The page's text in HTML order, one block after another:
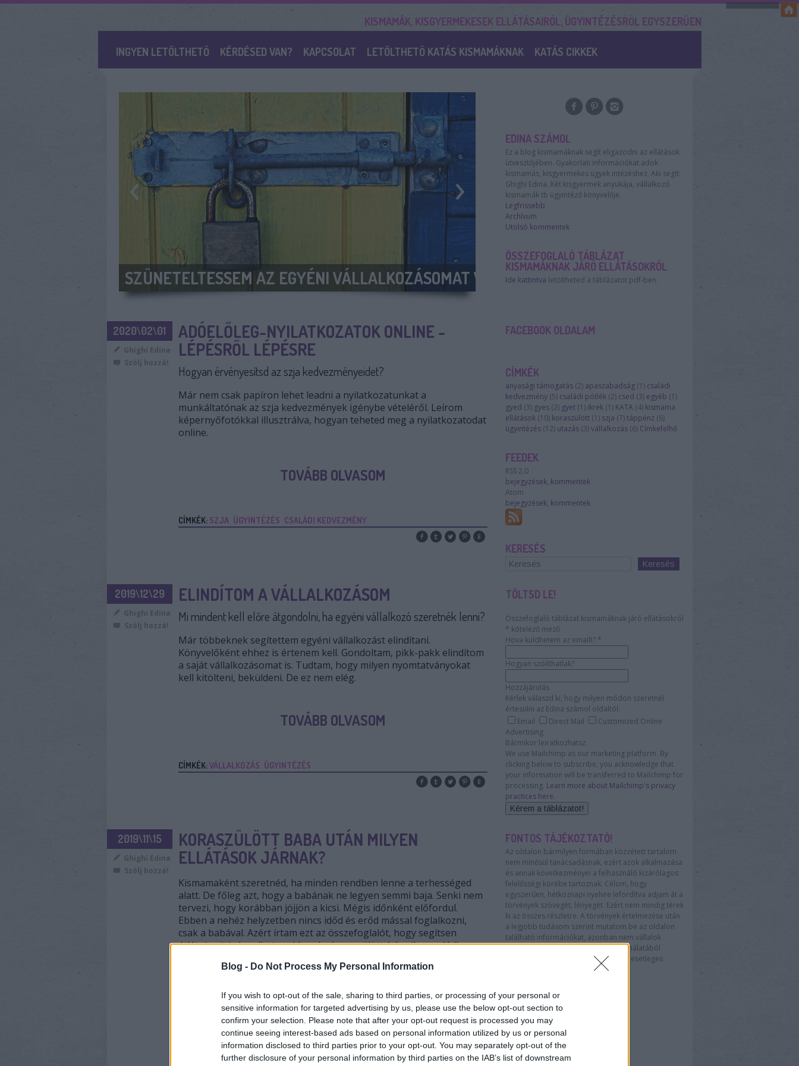
Blog - Do Not Process My Personal Information
If you wish to opt-out of the sale, sharing to third parties, or processing of your personal or
sensitive information for targeted advertising by us, please use the below opt-out section to
confirm your selection. Please note that after your opt-out request is processed you may
continue seeing interest-based ads based on personal information utilized by us or personal
information disclosed to third parties prior to your opt-out. You may separately opt-out of the
further disclosure of your personal information by third parties on the IAB’s list of downstream
KISMAMÁK, KISGYERMEKESEK ELLÁTÁSAIRÓL, ÜGYINTÉZÉSRŐL EGYSZERŰEN
INGYEN LETÖLTHETŐ KÉRDÉSED VAN? KAPCSOLAT LETÖLTHETŐ KATÁS KISMAMÁKNAK KATÁS CIKKEK
HOGYAN SZÁMOLHATOM KI A TÁPPÉNZEM?
‹ ›
2020\02\01
Ghighi Edina
Szólj hozzá!
ADÓELŐLEG-NYILATKOZATOK ONLINE -
LÉPÉSRŐL LÉPÉSRE
Hogyan érvényesítsd az szja kedvezményeidet?
Már nem csak papíron lehet leadni a nyilatkozatunkat a
munkáltatónak az szja kedvezmények igénybe vételéről. Leírom
képernyőfotókkal illusztrálva, hogyan teheted meg a nyilatkozatodat
online.
TOVÁBB OLVASOM
CÍMKÉK: SZJA ÜGYINTÉZÉS CSALÁDI KEDVEZMÉNY
2019\12\29
Ghighi Edina
Szólj hozzá!
ELINDÍTOM A VÁLLALKOZÁSOM
Mi mindent kell előre átgondolni, ha egyéni vállalkozó szeretnék lenni?
Már többeknek segítettem egyéni vállalkozást elindítani.
Könyvelőként ehhez is értenem kell. Gondoltam, pikk-pakk elindítom
a saját vállalkozásomat is. Tudtam, hogy milyen nyomtatványokat
kell kitölteni, beküldeni. De ez nem elég.
TOVÁBB OLVASOM
CÍMKÉK:VÁLLALKOZÁS ÜGYINTÉZÉS
2019\11\15
Ghighi Edina
Szólj hozzá!
KORASZÜLÖTT BABA UTÁN MILYEN
ELLÁTÁSOK JÁRNAK?
Kismamaként szeretnéd, ha minden rendben lenne a terhességed
alatt. De főleg azt, hogy a babának ne legyen semmi baja. Senki nem
tervezi, hogy korábban jöjjön a kicsi. Mégis időnként előfordul.
Ebben a nehéz helyzetben nincs időd és erőd mással foglalkozni,
csak a babával. Azért írtam ezt az összefoglalót, hogy segítsen
átlátni, mit igényelhetsz akkor, ha koraszülött érkezik a családba.
TOVÁBB OLVASOM
UTAZÁS KORASZÜLÖTT ÜGYINTÉZÉS CSALÁDI PÓTLÉK KISMAMA
EDINA SZÁMOL
Ez a blog kismamáknak segít eligazodni az ellátások
útvesztőjében. Gyakorlati információkat adok
kismamás, kisgyermekes ügyek intézéshez. Aki segít:
Ghighi Edina. Két kisgyermek anyukája, vállalkozó
kismamák tb ügyintéző könyvelője.
Legfrissebb
Archívum
Utolsó kommentek
ÖSSZEFOGLALÓ TÁBLÁZAT
KISMAMÁKNAK JÁRÓ ELLÁTÁSOKRÓL
Ide kattintva letöltheted a táblázatot pdf-ben.
FACEBOOK OLDALAM
CÍMKÉK
anyasági támogatás (2) apaszabadság (1 ) családi
kedvezmény (5) családi pótlék (2) csed (3) egyéb (1 )
gyed (3) gyes (2) gyet (1 ) ikrek (1 ) KATA (4) kismama
ellátások (10) koraszülött (1 ) szja (7) táppénz (6)
ügyintézés (12) utazás (3) vállalkozás (6) Címkefelhő
FEEDEK
RSS 2.0
bejegyzések, kommentek
Atom
bejegyzések, kommentek
KERESÉS
TÖLTSD LE!
Összefoglaló táblázat kismamáknak járó ellátásokról
* kötelező mező
Hova küldhetem az emailt? *
Hogyan szólíthatlak?
Hozzájárulás
Kérlek válaszd ki, hogy milyen módon szeretnél
értesülni az Edina számol oldaltól:
Email
Direct Mail
Customized Online
Advertising
Bármikor leiratkozhatsz.
We use Mailchimp as our marketing platform. By
clicking below to subscribe, you acknowledge that
your information will be transferred to Mailchimp for
processing. Learn more about Mailchimp's privacy
practices here.
FONTOS TÁJÉKOZTATÓ!
Az oldalon bármilyen formában közzétett tartalom
nem minősül tanácsadásnak, ezért azok alkalmazása
és annak következményei a felhasználó kizárólagos
felelősségi körébe tartoznak. Célom, hogy
egyszerűen, hétköznapi nyelvre lefordítva adjam át a
törvények szövegét, lényegét. Ezért nem mindig térek
ki az összes részletre. A törvények értelmezése után
a legjobb tudásom szerint mutatom be az oldalon
található információkat, azonban nem vállalok
semmiféle felelősséget az oldal használatából
bekövetkező anyagi vagy más jellegű esetleges
károkért vagy károkozásért.